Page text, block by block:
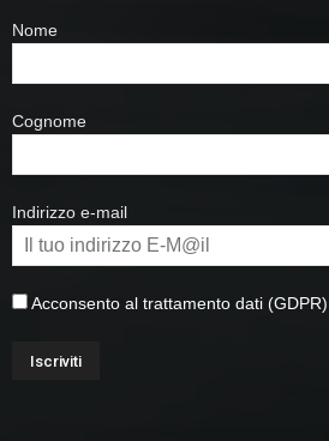
Nome
Cognome
Indirizzo e-mail
Acconsento al trattamento dati (GDPR)